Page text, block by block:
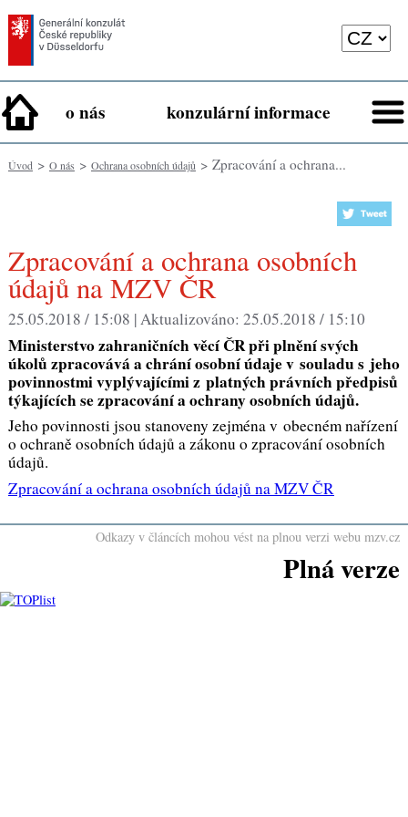
o nás konzulární informace
Úvod> O nás > Ochrana osobních údajů> Zpracování a ochrana...
Zpracování a ochrana osobních
údajů na MZV ČR
25.05.2018 / 15:08 |Aktualizováno: 25.05.2018 / 15:10
Ministerstvo zahraničních věcí ČR při plnění svých
úkolů zpracovává a chrání osobní údaje v souladu s jeho
povinnostmi vyplývajícími z platných právních předpisů
týkajících se zpracování a ochrany osobních údajů.
Jeho povinnosti jsou stanoveny zejména v obecném nařízení
o ochraně osobních údajů a zákonu o zpracování osobních
údajů.
Zpracování a ochrana osobních údajů na MZV ČR
Odkazy v článcích mohou vést na plnou verzi webu mzv.cz
Plná verze